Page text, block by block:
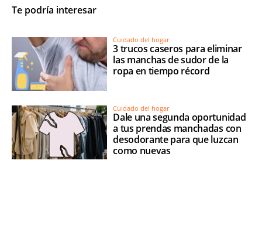
Te podría interesar
Cuidado del hogar
3 trucos caseros para eliminar
las manchas de sudor de la
ropa en tiempo récord
Cuidado del hogar
Dale una segunda oportunidad
a tus prendas manchadas con
desodorante para que luzcan
como nuevas